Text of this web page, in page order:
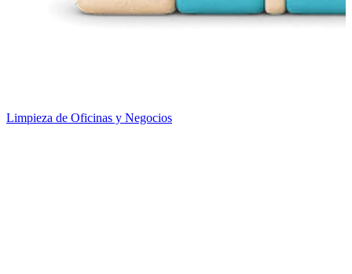
Limpieza de Oficinas y Negocios